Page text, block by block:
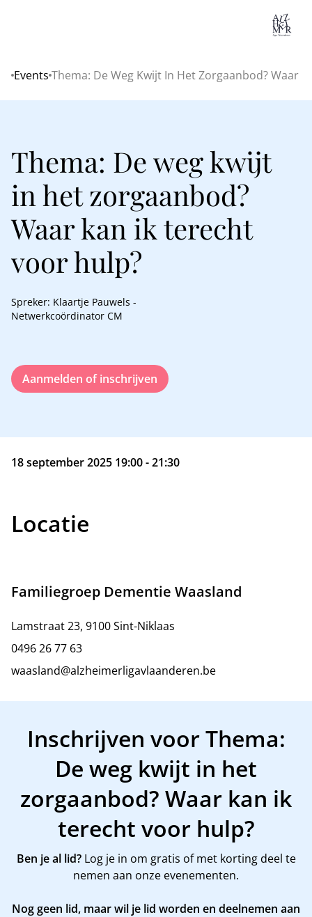
Home
Events Thema: De Weg Kwijt In Het Zorgaanbod? Waar
Thema: De weg kwijt
in het zorgaanbod?
Waar kan ik terecht
voor hulp?
Spreker: Klaartje Pauwels -
Netwerkcoördinator CM
Aanmelden of inschrijven
18 september 2025 19:00 - 21:30
Locatie
Familiegroep Dementie Waasland
Lamstraat 23, 9100 Sint-Niklaas
0496 26 77 63
waasland@alzheimerligavlaanderen.be
Inschrijven voor Thema:
De weg kwijt in het
zorgaanbod? Waar kan ik
terecht voor hulp?
Ben je al lid?Log je in om gratis of met korting deel te
nemen aan onze evenementen.
Nog geen lid, maar wil je lid worden en deelnemen aan